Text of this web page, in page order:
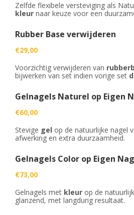
Zelfde flexibele versteviging als
kleur naar keuze voor een
Rubber Base verwijderen
€29,00
Voorzichtig verwijderen van
bijwerken van set indien vorige set
Gelnagels Naturel op Eigen
€60,00
Stevige gel op de natuurlijke nagel
afwerking en extra duurzaamheid.
Gelnagels Color op Eigen
€73,00
Gelnagels met kleur op de
glanzend, met langdurig resultaat.